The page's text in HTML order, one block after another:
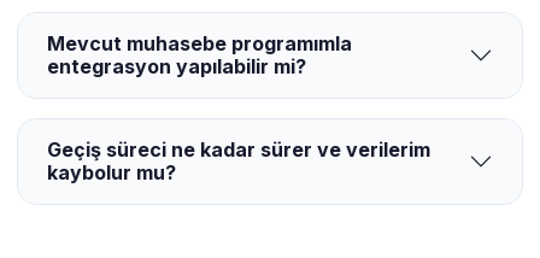
Mevcut muhasebe programımla
entegrasyon yapılabilir mi?
Geçiş süreci ne kadar sürer ve verilerim
kaybolur mu?